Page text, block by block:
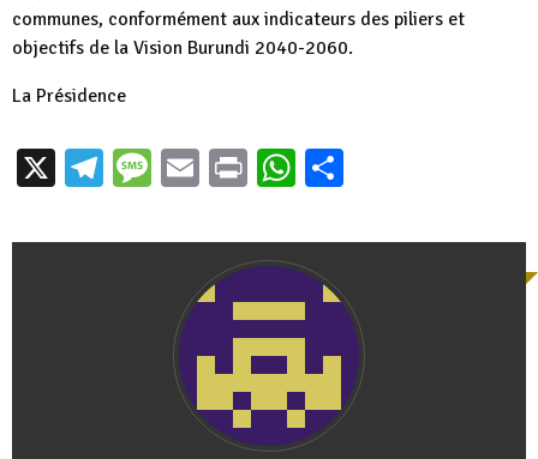
communes, conformément aux indicateurs des piliers et
objectifs de la Vision Burundi 2040-2060.
La Présidence
X Telegram
Message
EmailPrintWhatsApp